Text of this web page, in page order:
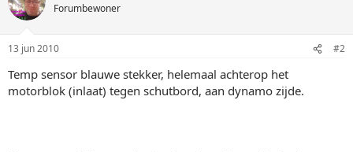
Forumbewoner
13 jun 2010 #2
Temp sensor blauwe stekker, helemaal achterop het
motorblok (inlaat) tegen schutbord, aan dynamo zijde.